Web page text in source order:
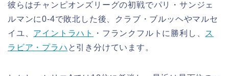
彼らはチャンピオンズリーグの初戦でパリ・サンジェ
ルマンに0-4で敗北した後、クラブ・ブルッヘやマルセ
イユ、 アイントラハト ・フランクフルトに勝利し、 ス
ラビア・プラハ と引き分けています。